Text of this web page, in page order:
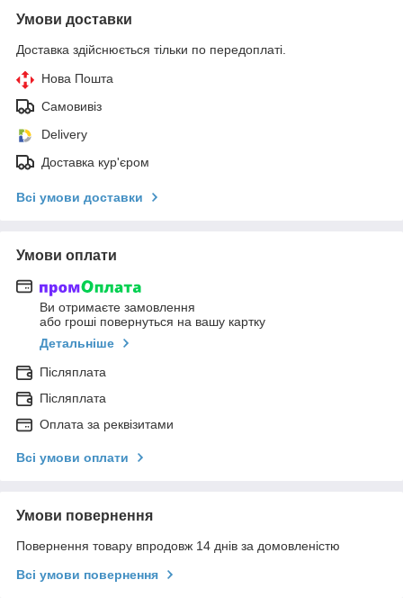
Умови доставки
Доставка здійснюється тільки по передоплаті.
Нова Пошта
Самовивіз
Delivery
Доставка кур'єром
Всі умови доставки
Умови оплати
Ви отримаєте замовлення
або гроші повернуться на вашу картку
Детальніше
Післяплата
Післяплата
Оплата за реквізитами
Всі умови оплати
Умови повернення
Повернення товару впродовж 14 днів за домовленістю
Всі умови повернення